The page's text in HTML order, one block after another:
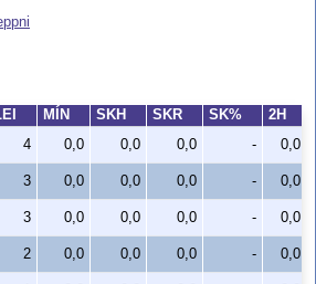
MÍN SKH SKR SK% 2H
4 0,0 0,0 0,0 -
0,0
3 0,0 0,0 0,0 -
0,0
3 0,0 0,0 0,0 -
0,0
2 0,0 0,0 0,0 -
0,0